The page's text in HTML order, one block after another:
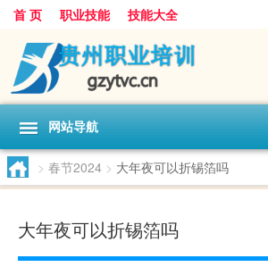
首 页 职业技能 技能大全
网站导航
> 春节2024 > 大年夜可以折锡箔吗
大年夜可以折锡箔吗